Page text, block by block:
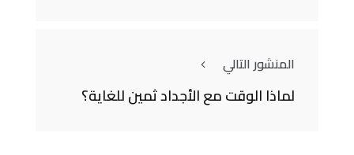
المنشور التالي
لماذا الوقت مع الأجداد ثمين للغاية؟